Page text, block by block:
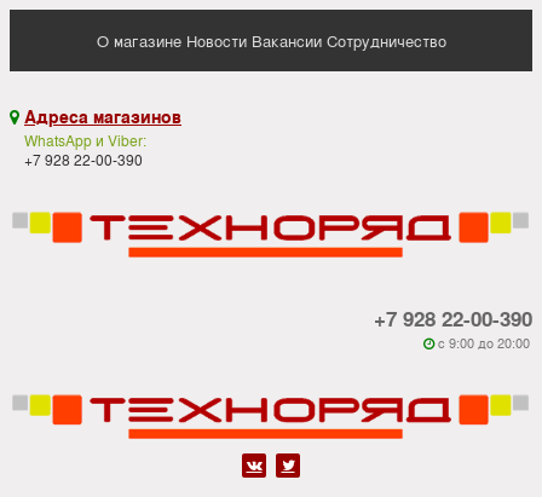
О магазине Новости Вакансии Сотрудничество
 Адреса магазинов
WhatsApp и Viber:
+7 928 22-00-390
+7 928 22-00-390
 c 9:00 до 20:00
 